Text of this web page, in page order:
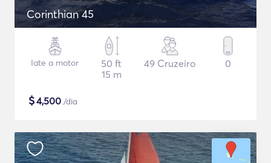
Corinthian 45
Iate a motor
50 ft
15 m
49 Cruzeiro 0
$4,500 /dia